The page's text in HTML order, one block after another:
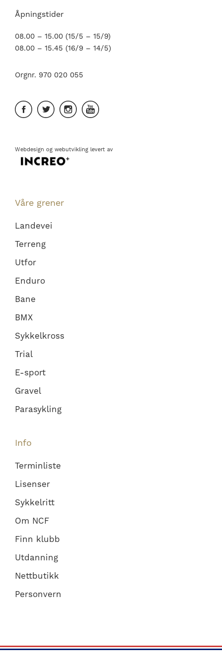
Åpningstider
08.00 – 15.00 (15/5 – 15/9)
08.00 – 15.45 (16/9 – 14/5)
Orgnr. 970 020 055
Webdesign og webutvikling levert av
Våre grener
Landevei
Terreng
Utfor
Enduro
Bane
BMX
Sykkelkross
Trial
E-sport
Gravel
Parasykling
Info
Terminliste
Lisenser
Sykkelritt
Om NCF
Finn klubb
Utdanning
Nettbutikk
Personvern